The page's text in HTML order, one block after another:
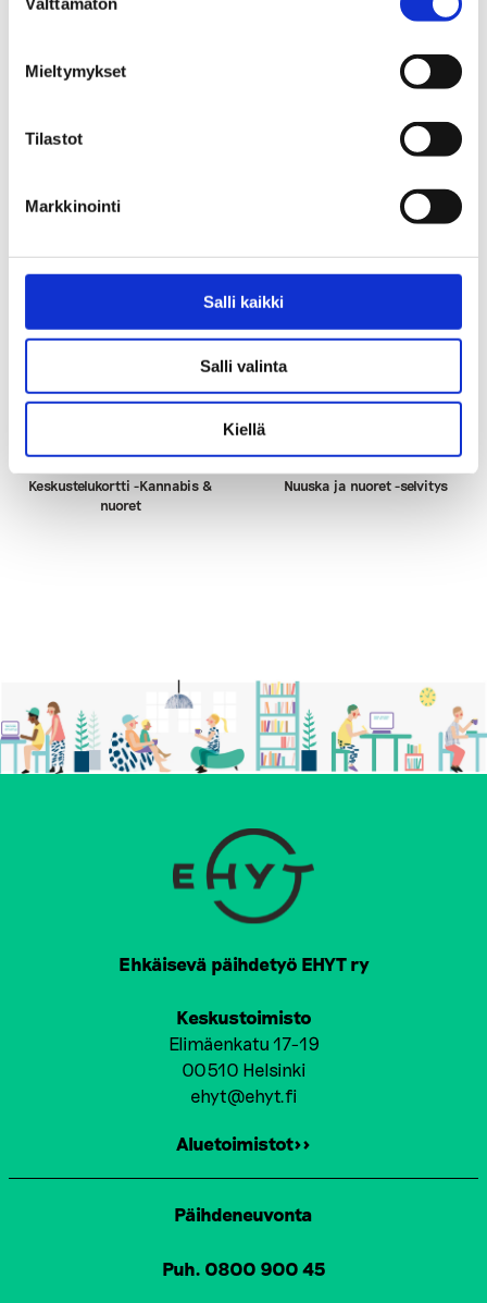
valinta
Mieltymykset
Tilastot
Markkinointi
Salli kaikki
Salli valinta
Kiellä
Keskustelukortti -Nuuska & nuoret
Rahapelaaminen puheeksi -
Keskustelukortti -Kannabis &
nuoret
Nuuska ja nuoret -selvitys
Ehkäisevä päihdetyö EHYT ry
Keskustoimisto
Elimäenkatu 17-19
00510 Helsinki
ehyt@ehyt.fi
Aluetoimistot>>
Päihdeneuvonta
Puh. 0800 900 45